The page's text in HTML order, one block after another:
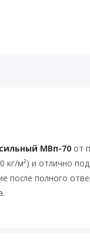
МВп-70 от
кг/м²) и отлично
после полного